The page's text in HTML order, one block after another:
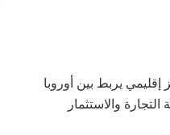
يربط بين أوروبا
والاستثمار